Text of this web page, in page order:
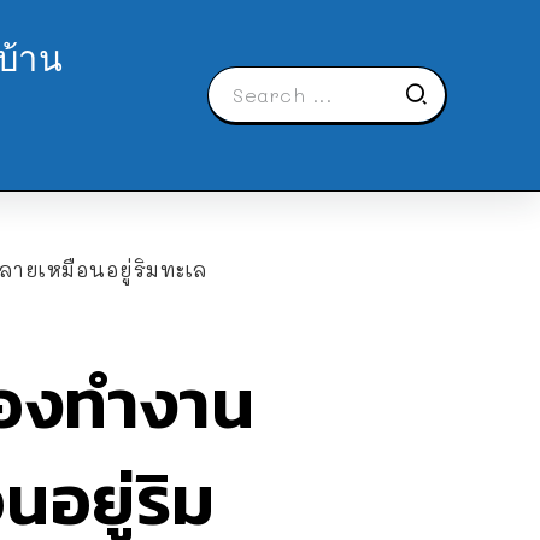
าน
ยเหมือนอยู่ริมทะเล
ทำงาน
อยู่ริม